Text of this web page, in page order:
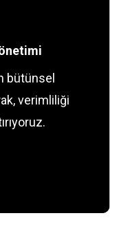
bütünsel
verimliliği